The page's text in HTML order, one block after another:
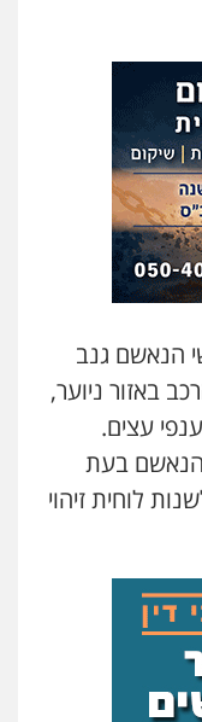
לבן
הון
עורכי דין לענייני
עורכי דין
הנאשם גנב
באזור ניוער,
עצים.
הנאשם בעת
לוחית זיהוי